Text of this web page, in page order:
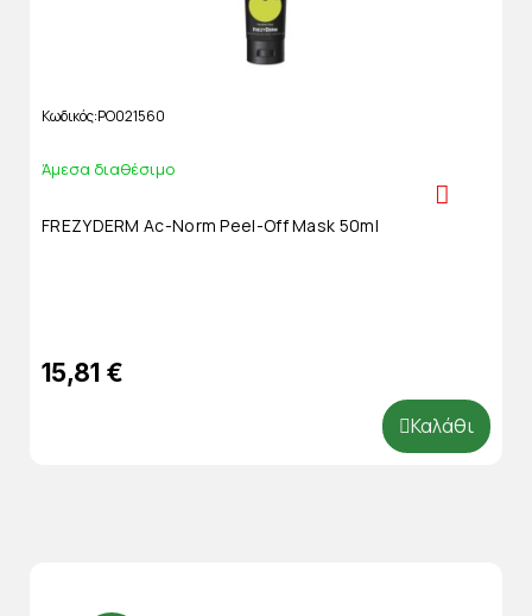
Κωδικός PO021560
Άμεσα διαθέσιμο
FREZYDERM Ac-Norm Peel-Off Mask 50ml
15,81 €
Καλάθι